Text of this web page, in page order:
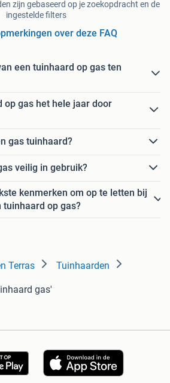
zijn gebaseerd op je zoekopdracht en de
ingestelde filters
over deze FAQ
een tuinhaard op gas ten
op gas het hele jaar door
gas tuinhaard?
veilig in gebruik?
kenmerken om op te letten bij
tuinhaard op gas?
Terras Tuinhaarden
gas'